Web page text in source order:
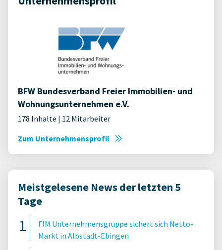
BFW Bundesverband Freier Immobilien- und
Wohnungsunternehmen e.V.
178 Inhalte | 12 Mitarbeiter
Zum Unternehmensprofil
Meistgelesene News der letzten 5
Tage
FIM Unternehmensgruppe sichert sich Netto-
Markt in Albstadt-Ebingen